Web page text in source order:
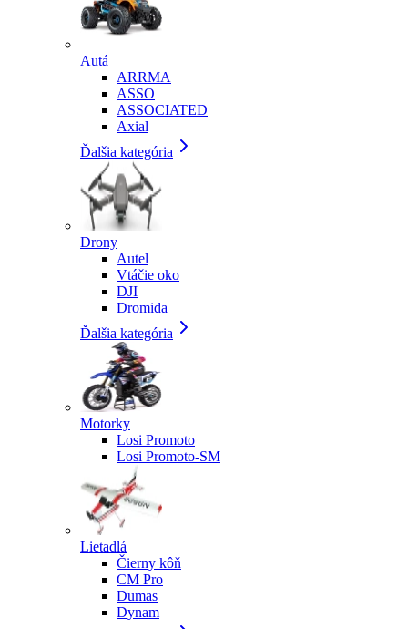
Autá
ARRMA
ASSO
ASSOCIATED
Axial
Ďalšia kategória
Drony
Autel
Vtáčie oko
DJI
Dromida
Ďalšia kategória
Motorky
Losi Promoto
Losi Promoto-SM
Lietadlá
Čierny kôň
CM Pro
Dumas
Dynam